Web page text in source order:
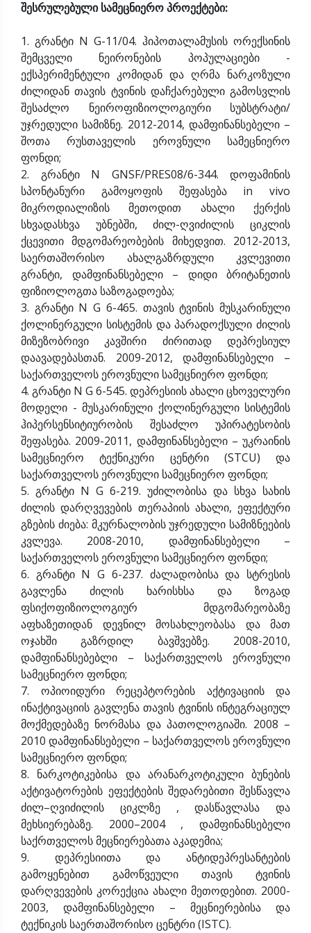
შესრულებული სამეცნიერო პროექტები:
1. გრანტი N G-11/04. ჰიპოთალამუსის ორექსინის
შემცველი ნეირონების პოპულაციები -
ექსპერიმენტული კომიდან და ღრმა ნარკოზული
ძილიდან თავის ტვინის დაჩქარებული გამოსვლის
შესაძლო ნეიროფიზიოლოგიური სუბსტრატი/
უჯრედული სამიზნე. 2012-2014, დამფინანსებელი –
შოთა რუსთაველის ეროვნული სამეცნიერო
ფონდი;
2. გრანტი N GNSF/PRES08/6-344. დოფამინის
სპონტანური გამოყოფის შეფასება in vivo
მიკროდიალიზის მეთოდით ახალი ქერქის
სხვადასხვა უბნებში, ძილ-ღვიძილის ციკლის
ქცევითი მდგომარეობების მიხედვით. 2012-2013,
საერთაშორისო ახალგაზრდული კვლევითი
გრანტი, დამფინანსებელი – დიდი ბრიტანეთის
ფიზიოლოგთა საზოგადოება;
3. გრანტი N G 6-465. თავის ტვინის მუსკარინული
ქოლინერგული სისტემის და პარადოქსული ძილის
მიზეზობრივი კავშირი ძირითად დეპრესიულ
დაავადებასთან. 2009-2012, დამფინანსებელი –
საქართველოს ეროვნული სამეცნიერო ფონდი;
4. გრანტი N G 6-545. დეპრესიის ახალი ცხოველური
მოდელი - მუსკარინული ქოლინერგული სისტემის
ჰიპერსენსიტიურობის შესაძლო უპირატესობის
შეფასება. 2009-2011, დამფინანსებელი – უკრაინის
სამეცნიერო ტექნიკური ცენტრი (STCU) და
საქართველოს ეროვნული სამეცნიერო ფონდი;
5. გრანტი N G 6-219. უძილობისა და სხვა სახის
ძილის დარღვევების თერაპიის ახალი, ეფექტური
გზების ძიება: მკურნალობის უჯრედული სამიზნეების
კვლევა. 2008-2010, დამფინანსებელი –
საქართველოს ეროვნული სამეცნიერო ფონდი;
6. გრანტი N G 6-237. ძალადობისა და სტრესის
გავლენა ძილის ხარისხსა და ზოგად
ფსიქოფიზიოლოგიურ მდგომარეობაზე
აფხაზეთიდან დევნილ მოსახლეობასა და მათ
ოჯახში გაზრდილ ბავშვებზე. 2008-2010,
დამფინანსებებლი – საქართველოს ეროვნული
სამეცნიერო ფონდი;
7. ოპიოიდური რეცეპტორების აქტივაციის და
ინაქტივაციის გავლენა თავის ტვინის ინტეგრაციულ
მოქმედებაზე ნორმასა და პათოლოგიაში. 2008 –
2010 დამფინანსებელი – საქართველოს ეროვნული
სამეცნიერო ფონდი;
8. ნარკოტიკებისა და არანარკოტიკული ბუნების
აქტივატორების ეფექტების შედარებითი შესწავლა
ძილ–ღვიძილის ციკლზე , დასწავლასა და
მეხსიერებაზე. 2000–2004 , დამფინანსებელი
საქრთველოს მეცნიერებათა აკადემია;
9. დეპრესიითა და ანტიდეპრესანტების
გამოყენებით გამოწვეული თავის ტვინის
დარღვევების კორექცია ახალი მეთოდებით. 2000-
2003, დამფინანსებელი – მეცნიერებისა და
ტექნიკის საერთაშორისო ცენტრი (ISTC).